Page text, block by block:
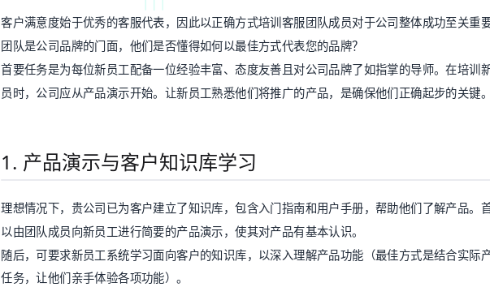
客户满意度始于优秀的客服代表，因此以正确方式培训客服团队成员对于公司整体成功至关重
团队是公司品牌的门面，他们是否懂得如何以最佳方式代表您的品牌？
首要任务是为每位新员工配备一位经验丰富、态度友善且对公司品牌了如指掌的导师。在培训
员时，公司应从产品演示开始。让新员工熟悉他们将推广的产品，是确保他们正确起步的关键。
1. 产品演示与客户知识库学习
理想情况下，贵公司已为客户建立了知识库，包含入门指南和用户手册，帮助他们了解产品。
以由团队成员向新员工进行简要的产品演示，使其对产品有基本认识。
随后，可要求新员工系统学习面向客户的知识库，以深入理解产品功能（最佳方式是结合实际
任务，让他们亲手体验各项功能）。